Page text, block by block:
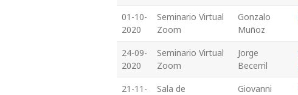
01-10-
2020
Seminario Virtual
Zoom
Gonzalo
Muñoz
24-09-
2020
Seminario Virtual
Zoom
Jorge
Becerril
21-11-
Sala de
Giovanni